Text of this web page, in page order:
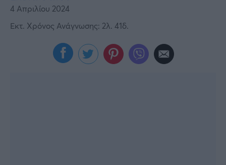
4 Απριλίου 2024
Εκτ. Χρόνος Ανάγνωσης: 2λ. 41δ.